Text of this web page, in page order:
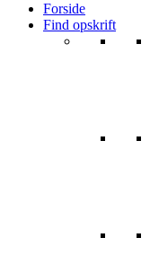
Forside
Find opskrift